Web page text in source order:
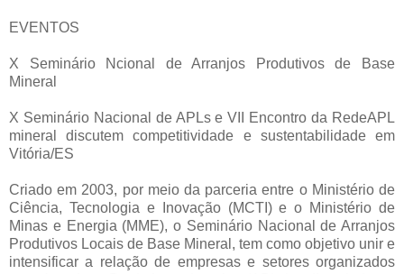
EVENTOS
X Seminário Ncional de Arranjos Produtivos de Base
Mineral
X Seminário Nacional de APLs e VII Encontro da RedeAPL
mineral discutem competitividade e sustentabilidade em
Vitória/ES
Criado em 2003, por meio da parceria entre o Ministério de
Ciência, Tecnologia e Inovação (MCTI) e o Ministério de
Minas e Energia (MME), o Seminário Nacional de Arranjos
Produtivos Locais de Base Mineral, tem como objetivo unir e
intensificar a relação de empresas e setores organizados